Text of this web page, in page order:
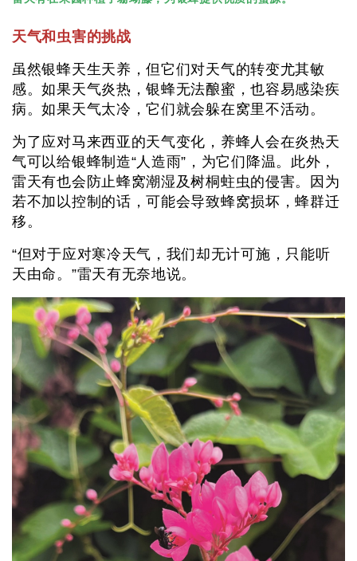
天气和虫害的挑战
虽然银蜂天生天养，但它们对天气的转变尤其敏
感。如果天气炎热，银蜂无法酿蜜，也容易感染疾
病。如果天气太冷，它们就会躲在窝里不活动。
为了应对马来西亚的天气变化，养蜂人会在炎热天
气可以给银蜂制造“人造雨”，为它们降温。此外，
雷天有也会防止蜂窝潮湿及树桐蛀虫的侵害。因为
若不加以控制的话，可能会导致蜂窝损坏，蜂群迁
移。
“但对于应对寒冷天气，我们却无计可施，只能听
天由命。”雷天有无奈地说。